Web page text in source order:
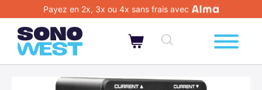
Payez en 2x, 3x ou 4x sans frais avec